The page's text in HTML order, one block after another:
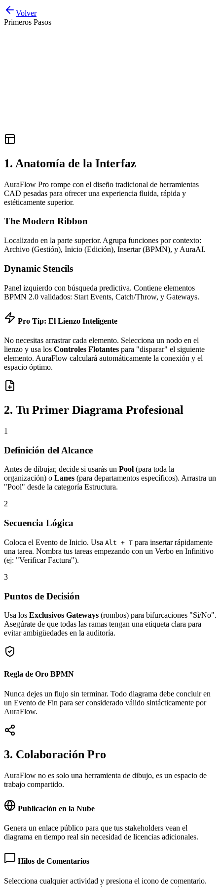
Volver
Primeros Pasos
1. Anatomía de la Interfaz
AuraFlow Pro rompe con el diseño tradicional de herramientas
CAD pesadas para ofrecer una experiencia fluida, rápida y
estéticamente superior.
The Modern Ribbon
Localizado en la parte superior. Agrupa funciones por contexto:
Archivo (Gestión), Inicio (Edición), Insertar (BPMN), y AuraAI.
Dynamic Stencils
Panel izquierdo con búsqueda predictiva. Contiene elementos
BPMN 2.0 validados: Start Events, Catch/Throw, y Gateways.
Pro Tip: El Lienzo Inteligente
No necesitas arrastrar cada elemento. Selecciona un nodo en el
lienzo y usa los Controles Flotantes para "disparar" el siguiente
elemento. AuraFlow calculará automáticamente la conexión y el
espacio óptimo.
2. Tu Primer Diagrama Profesional
1
Definición del Alcance
Antes de dibujar, decide si usarás un Pool (para toda la
organización) o Lanes (para departamentos específicos). Arrastra un
"Pool" desde la categoría Estructura.
2
Secuencia Lógica
Coloca el Evento de Inicio. Usa Alt + T para insertar rápidamente
una tarea. Nombra tus tareas empezando con un Verbo en Infinitivo
(ej: "Verificar Factura").
3
Puntos de Decisión
Usa los Exclusivos Gateways (rombos) para bifurcaciones "Si/No".
Asegúrate de que todas las ramas tengan una etiqueta clara para
evitar ambigüedades en la auditoría.
Regla de Oro BPMN
Nunca dejes un flujo sin terminar. Todo diagrama debe concluir en
un Evento de Fin para ser considerado válido sintácticamente por
AuraFlow.
3. Colaboración Pro
AuraFlow no es solo una herramienta de dibujo, es un espacio de
trabajo compartido.
Publicación en la Nube
Genera un enlace público para que tus stakeholders vean el
diagrama en tiempo real sin necesidad de licencias adicionales.
Hilos de Comentarios
Selecciona cualquier actividad y presiona el icono de comentario.